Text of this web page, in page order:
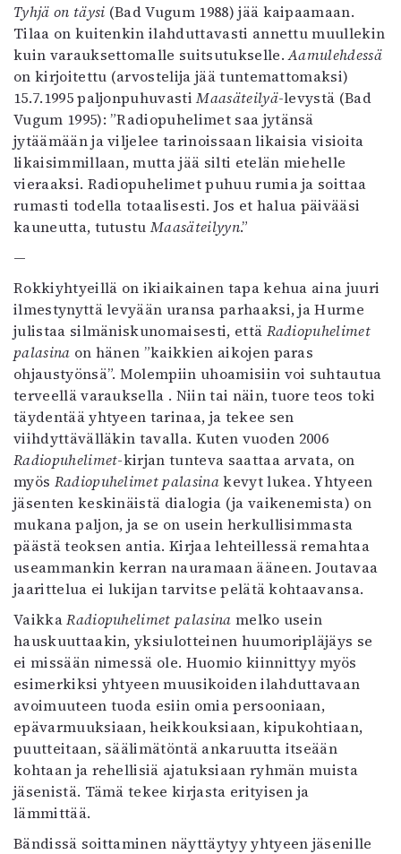
Tyhjä on täysi (Bad Vugum 1988) jää kaipaamaan.
Tilaa on kuitenkin ilahduttavasti annettu muullekin
kuin varauksettomalle suitsutukselle.Aamulehdessä
on kirjoitettu (arvostelija jää tuntemattomaksi)
15.7.1995 paljonpuhuvastiMaasäteilyä-levystä (Bad
Vugum 1995): ”Radiopuhelimet saa jytänsä
jytäämään ja viljelee tarinoissaan likaisia visioita
likaisimmillaan, mutta jää silti etelän miehelle
vieraaksi. Radiopuhelimet puhuu rumia ja soittaa
rumasti todella totaalisesti. Jos et halua päivääsi
kauneutta, tutustuMaasäteilyyn.”
—
Rokkiyhtyeillä on ikiaikainen tapa kehua aina juuri
ilmestynyttä levyään uransa parhaaksi, ja Hurme
julistaa silmäniskunomaisesti, että Radiopuhelimet
palasina on hänen ”kaikkien aikojen paras
ohjaustyönsä”. Molempiin uhoamisiin voi suhtautua
terveellä varauksella . Niin tai näin, tuore teos toki
täydentää yhtyeen tarinaa, ja tekee sen
viihdyttävälläkin tavalla. Kuten vuoden 2006
Radiopuhelimet-kirjan tunteva saattaa arvata, on
myös Radiopuhelimet palasinakevyt lukea. Yhtyeen
jäsenten keskinäistä dialogia (ja vaikenemista) on
mukana paljon, ja se on usein herkullisimmasta
päästä teoksen antia. Kirjaa lehteillessä remahtaa
useammankin kerran nauramaan ääneen. Joutavaa
jaarittelua ei lukijan tarvitse pelätä kohtaavansa.
VaikkaRadiopuhelimet palasina melko usein
hauskuuttaakin, yksiulotteinen huumoripläjäys se
ei missään nimessä ole. Huomio kiinnittyy myös
esimerkiksi yhtyeen muusikoiden ilahduttavaan
avoimuuteen tuoda esiin omia persooniaan,
epävarmuuksiaan, heikkouksiaan, kipukohtiaan,
puutteitaan, säälimätöntä ankaruutta itseään
kohtaan ja rehellisiä ajatuksiaan ryhmän muista
jäsenistä. Tämä tekee kirjasta erityisen ja
lämmittää.
Bändissä soittaminen näyttäytyy yhtyeen jäsenille